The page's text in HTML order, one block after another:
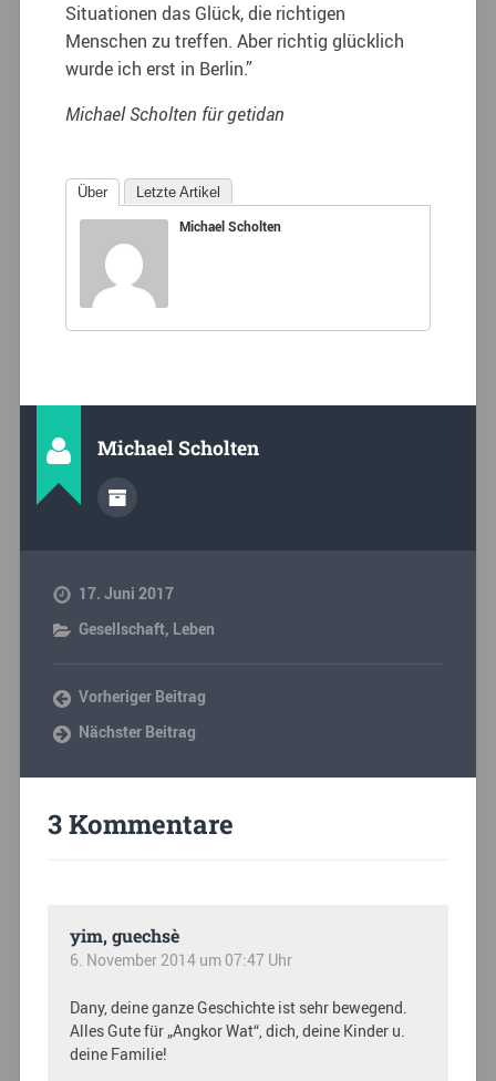
Situationen das Glück, die richtigen
Menschen zu treffen. Aber richtig glücklich
wurde ich erst in Berlin.”
Michael Scholten für getidan
Über Letzte Artikel
Michael Scholten
Michael Scholten
17. Juni 2017
Gesellschaft, Leben
Vorheriger Beitrag
Nächster Beitrag
3 Kommentare
yim, guechsè
6. November 2014 um 07:47 Uhr
Dany, deine ganze Geschichte ist sehr bewegend.
Alles Gute für „Angkor Wat“, dich, deine Kinder u.
deine Familie!